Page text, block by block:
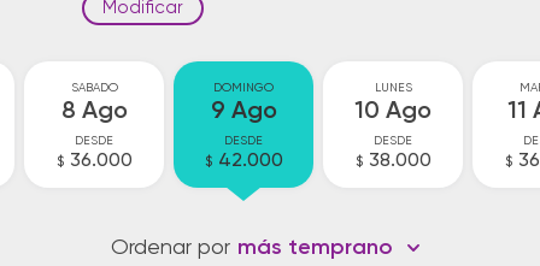
Modificar
SABADO
8 Ago
DESDE
$ 36.000
DOMINGO
9 Ago
DESDE
$ 42.000
LUNES
10 Ago
DESDE
$ 38.000
11
$
Ordenar por más temprano